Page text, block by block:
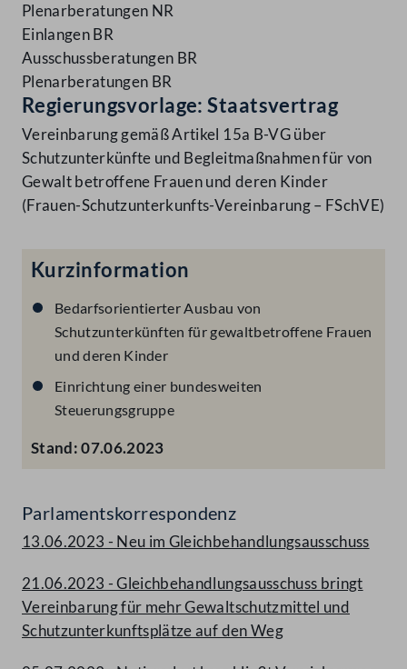
Plenarberatungen NR
Einlangen BR
Ausschussberatungen BR
Plenarberatungen BR
Regierungsvorlage: Staatsvertrag
Vereinbarung gemäß Artikel 15a B-VG über
Schutzunterkünfte und Begleitmaßnahmen für von
Gewalt betroffene Frauen und deren Kinder
(Frauen-Schutzunterkunfts-Vereinbarung – FSchVE)
Kurzinformation
Bedarfsorientierter Ausbau von
Schutzunterkünften für gewaltbetroffene Frauen
und deren Kinder
Einrichtung einer bundesweiten
Steuerungsgruppe
Stand:07.06.2023
Parlamentskorrespondenz
13.06.2023 - Neu im Gleichbehandlungsausschuss
21.06.2023 - Gleichbehandlungsausschuss bringt
Vereinbarung für mehr Gewaltschutzmittel und
Schutzunterkunftsplätze auf den Weg